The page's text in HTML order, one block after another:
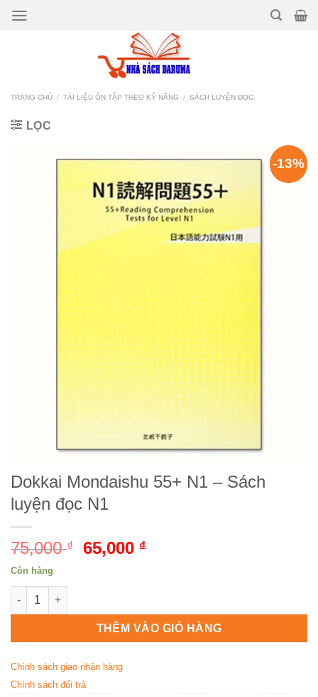
Bỏ
TRANG CHỦ / TÀI LIỆU ÔN TẬP THEO KỸ NĂNG / SÁCH LUYỆN ĐỌC
LỌC
-13%
Dokkai Mondaishu 55+ N1 – Sách
luyện đọc N1
75,000₫
Giá
65,000 ₫
65,000 ₫.
Còn hàng
Dokkai Mondaishu 55+ N1 - Sách luyện đọc N1 số lượng
THÊM VÀO GIỎ HÀNG
Chính sách giao nhận hàng
Chính sách đổi trả